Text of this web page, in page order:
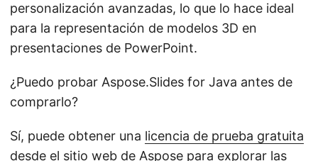
personalización avanzadas, lo que lo hace ideal
para la representación de modelos 3D en
presentaciones de PowerPoint.
¿Puedo probar Aspose.Slides for Java antes de
comprarlo?
Sí, puede obtener una licencia de prueba gratuita
desde el sitio web de Aspose para explorar las